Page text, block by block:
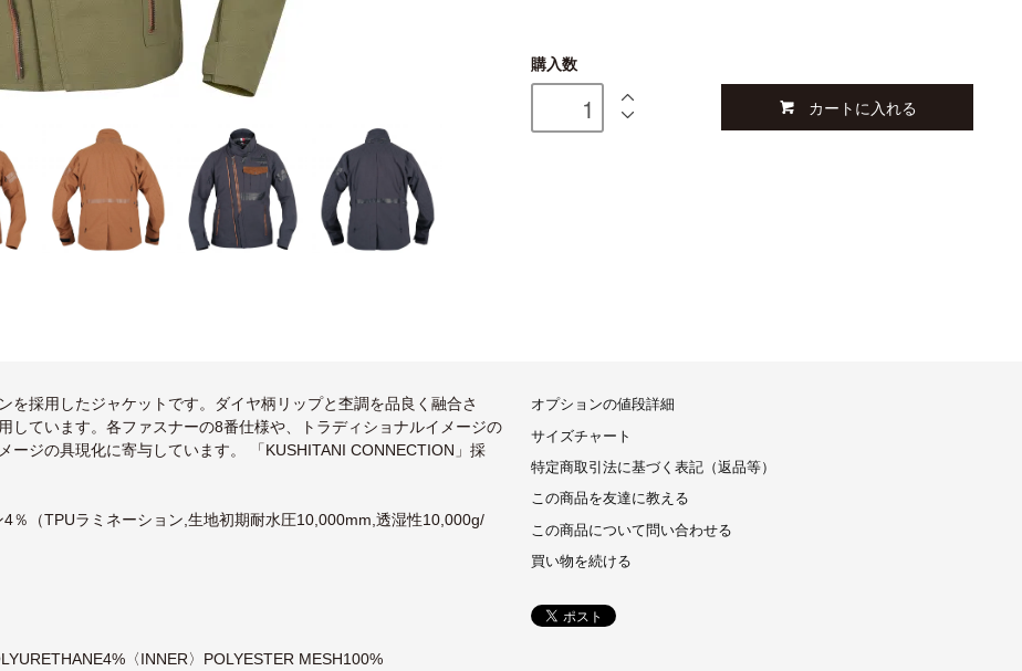
購入数
カートに入れる
採用したジャケットです。ダイヤ柄リップと杢調を品良く融合さ
ています。各ファスナーの8番仕様や、トラディショナルイメージの
ジの具現化に寄与しています。 「KUSHITANI CONNECTION」採
％（TPUラミネーション,生地初期耐水圧10,000mm,透湿性10,000g/
〈INNER〉POLYESTER MESH100%
オプションの値段詳細
サイズチャート
特定商取引法に基づく表記（返品等）
この商品を友達に教える
この商品について問い合わせる
買い物を続ける